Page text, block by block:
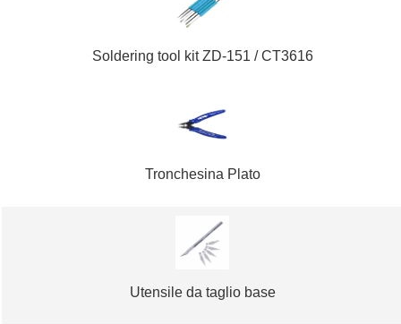
Soldering tool kit ZD-151 / CT3616
Tronchesina Plato
Utensile da taglio base